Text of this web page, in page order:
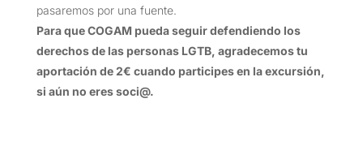
pasaremos por una fuente.
Para que COGAM pueda seguir defendiendo los
derechos de las personas LGTB, agradecemos tu
aportación de 2€ cuando participes en la excursión,
si aún no eres soci@.